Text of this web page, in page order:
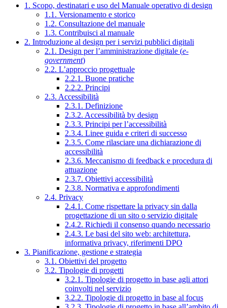
1. Scopo, destinatari e uso del Manuale operativo di design
1.1. Versionamento e storico
1.2. Consultazione del manuale
1.3. Contribuisci al manuale
2. Introduzione al design per i servizi pubblici digitali
2.1. Design per l’amministrazione digitale (e-
government)
2.2. L’approccio progettuale
2.2.1. Buone pratiche
2.2.2. Principi
2.3. Accessibilità
2.3.1. Definizione
2.3.2. Accessibilità by design
2.3.3. Principi per l’accessibilità
2.3.4. Linee guida e criteri di successo
2.3.5. Come rilasciare una dichiarazione di
accessibilità
2.3.6. Meccanismo di feedback e procedura di
attuazione
2.3.7. Obiettivi accessibilità
2.3.8. Normativa e approfondimenti
2.4. Privacy
2.4.1. Come rispettare la privacy sin dalla
progettazione di un sito o servizio digitale
2.4.2. Richiedi il consenso quando necessario
2.4.3. Le basi del sito web: architettura,
informativa privacy, riferimenti DPO
3. Pianificazione, gestione e strategia
3.1. Obiettivi del progetto
3.2. Tipologie di progetti
3.2.1. Tipologie di progetto in base agli attori
coinvolti nel servizio
3.2.2. Tipologie di progetto in base al focus